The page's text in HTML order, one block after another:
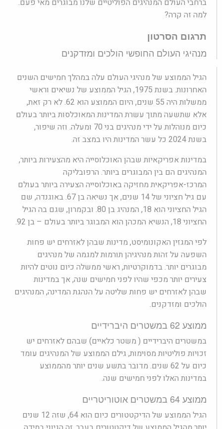
למה זה קרה?
תרגום הסרטון
מנהיגי העולם החופשי הולכים ומזדקנים
הגיל הממוצע של מנהיגי העולם עלה במהלך חמישים השנים
האחרונות. בשנת 1975, הגיל הממוצע של נשיאים וראשי
ממשלות היה 55 שנים, היום הממוצע הוא 62. לא רק זאת,
אלא שתשעה מתוך עשרת המדינות המאוכלסות ביותר בעולם
כיום מנוהלות על ידי מנהיגים בני 70 ומעלה. וזה שיפור,
בשנת 2024 כל עשר המדינות היו במצב זה.
במדינות אפריקאיות שבהן האוכלוסייה היא מהצעירות ביותר,
המנהיגים הם בין המבוגרים ביותר. הרפובליקה
המרכז-אפריקאית מחזיקה באוכלוסייה הצעירה ביותר בעולם
עם גיל חציוני של 14 שנים, אך נשיאה בן 67. באוגנדה, שם
הגיל החציוני הוא 18, המנהיג בן 80. ובקמרון, שגם בה הגיל
החציוני 18, הנשיא המכהן הוא המבוגר ביותר בעולם – בן 92.
לפי המגזין האקונומיסט, מדינות שבהן לאזרחים יש פחות
השפעה על זהות מנהיגיהן תורמות למגמה של מנהיגים
מבוגרים יותר. בדמוקרטיות, ראשי ממשלה כיום נוטים להיות
צעירים יותר מכפי שהיו לפני חמישים שנה, אך במדינות
שבהן לאזרחים יש פחות שליטה על הנהגת המדינה, המנהיגים
הולכים ומזדקנים.
ממוצע 62 במשטרים היברידיים
במשטרים היברידיים ( משטר כלאיים) שבהם לאזרחים יש
זכויות פוליטיות מסוימות, גילם הממוצע של המנהיגים עומד
כיום על 62 שנים. מדובר בתשע שנים יותר מהממוצע
במדינות האלו לפני חמישים שנה.
ממוצע 64 במשטרים אוטוריטריים
הגיל הממוצע של הדיקטטורים כיום הוא 64, שזה 12 שנים